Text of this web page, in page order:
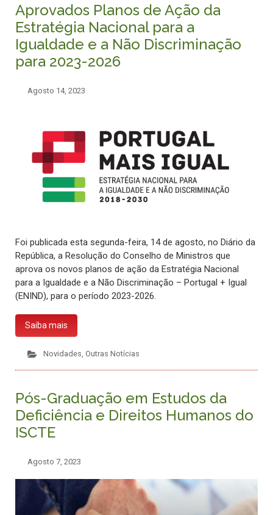
Aprovados Planos de Ação da
Estratégia Nacional para a
Igualdade e a Não Discriminação
para 2023-2026
Agosto 14, 2023
Foi publicada esta segunda-feira, 14 de agosto, no Diário da
República, a Resolução do Conselho de Ministros que
aprova os novos planos de ação da Estratégia Nacional
para a Igualdade e a Não Discriminação – Portugal + Igual
(ENIND), para o período 2023-2026.
Saiba mais
Novidades, Outras Notícias
Pós-Graduação em Estudos da
Deficiência e Direitos Humanos do
ISCTE
Agosto 7, 2023